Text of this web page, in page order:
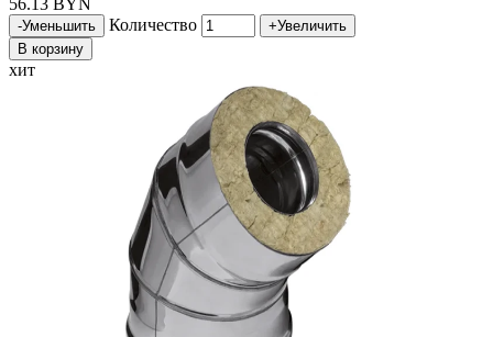
-Уменьшить Количество +Увеличить
В корзину
хит